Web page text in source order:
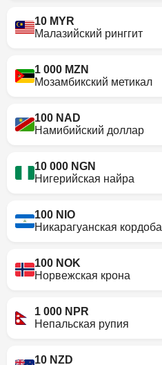
10 MYR
Малазийский ринггит
1 000 MZN
Мозамбикский метикал
100 NAD
Намибийский доллар
10 000 NGN
Нигерийская найра
100 NIO
Никарагуанская кордоба
100 NOK
Норвежская крона
1 000 NPR
Непальская рупия
10 NZD